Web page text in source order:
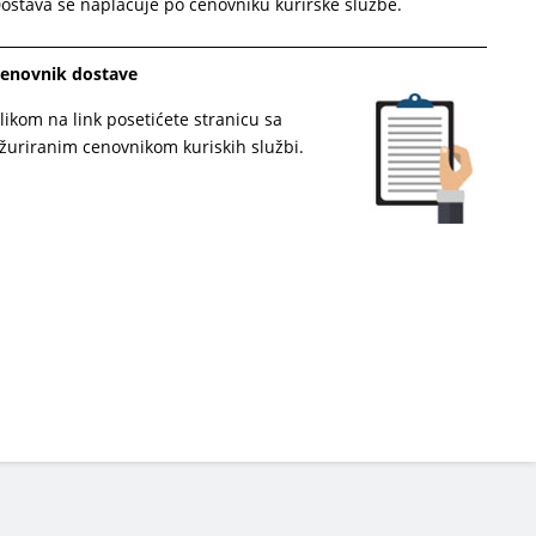
dostave
na link posetićete stranicu sa
cenovnikom kuriskih službi.